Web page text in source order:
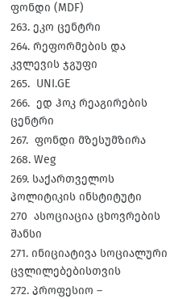
ფონდი (MDF)
263. ეკო ცენტრი
264. რეფორმების და
კვლევის ჯგუფი
265. UNI.GE
266. ედ ჰოკ რეაგირების
ცენტრი
267. ფონდი მზესუმზირა
268. Weg
269. საქართველოს
პოლიტიკის ინსტიტუტი
270 ასოციაცია ცხოვრების
შანსი
271. ინიციატივა სოციალური
ცვლილებებისთვის
272. პროფესიო –